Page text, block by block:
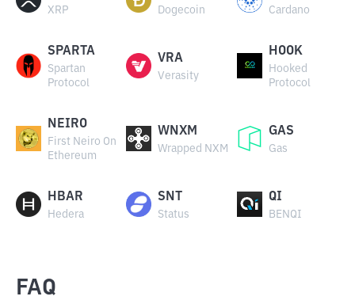
XRP Dogecoin Cardano
SPARTA
Spartan
Protocol
VRA
Verasity
HOOK
Hooked
Protocol
NEIRO
First Neiro On
Ethereum
WNXM
Wrapped NXM
GAS
Gas
HBAR
Hedera
SNT
Status
QI
BENQI
FAQ